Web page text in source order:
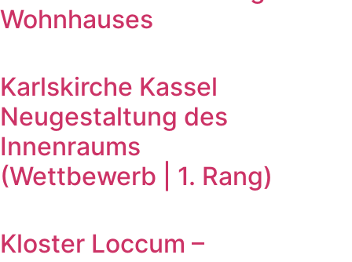
Wohnhauses
Karlskirche Kassel
Neugestaltung des
Innenraums
(Wettbewerb | 1. Rang)
Kloster Loccum –